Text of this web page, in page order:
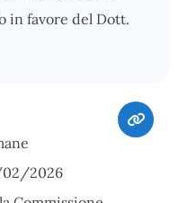
in favore del Dott.
2026